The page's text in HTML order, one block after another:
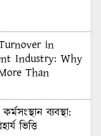
in
Industry: Why
Than
ব্যবস্থা:
ভিত্তি